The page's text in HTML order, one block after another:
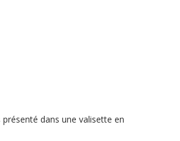
dans une valisette en